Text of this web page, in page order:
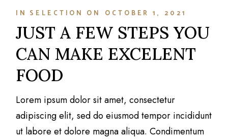
IN SELECTION ON OCTOBER 1, 2021
JUST A FEW STEPS YOU
CAN MAKE EXCELENT
FOOD
Lorem ipsum dolor sit amet, consectetur
adipiscing elit, sed do eiusmod tempor incididunt
ut labore et dolore magna aliqua. Condimentum